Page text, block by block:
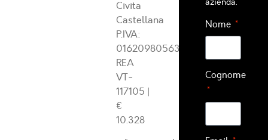
Civita
Castellana
P.IVA:
01620980563
REA
VT-
117105 |
€
10.328
Nome
Cognome